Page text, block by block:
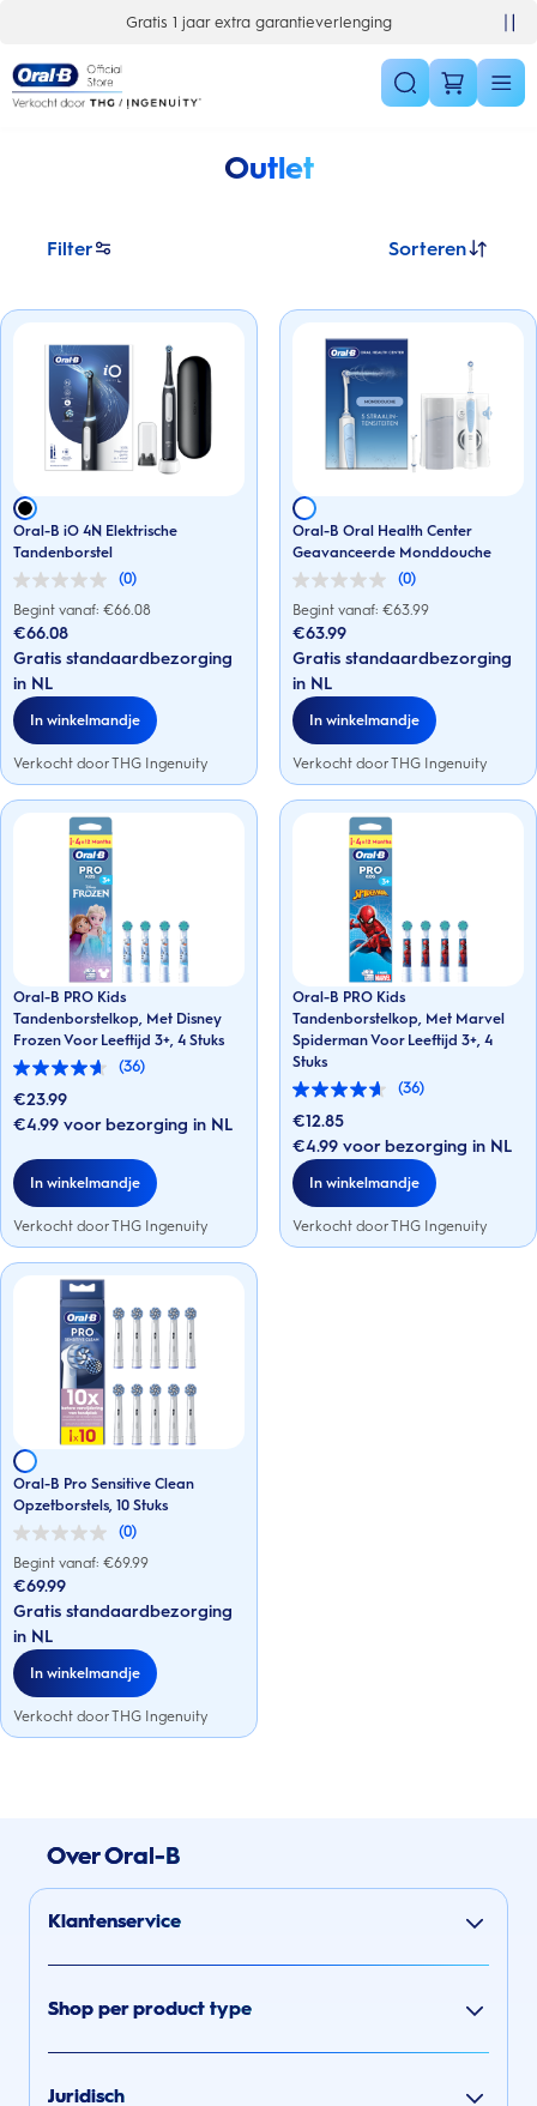
Gratis 1 jaar extra garantieverlenging
Outlet
Filter Sorteren
Oral-B iO 4N Elektrische
Tandenborstel
(0)
0.0
van
de
5
sterren.
Begint vanaf: €66.08
€66.08
Gratis standaardbezorging
in NL
In winkelmandje
Verkocht door THG Ingenuity
Oral-B Oral Health Center
Geavanceerde Monddouche
(0)
0.0
van
de
5
sterren.
Begint vanaf: €63.99
€63.99
Gratis standaardbezorging
in NL
In winkelmandje
Verkocht door THG Ingenuity
Oral-B PRO Kids
Tandenborstelkop, Met Disney
Frozen Voor Leeftijd 3+, 4 Stuks
(36)
4.6
van
5
36
beoordelingen
€23.99
€4.99 voor bezorging in NL
In winkelmandje
Verkocht door THG Ingenuity
Oral-B PRO Kids
Tandenborstelkop, Met Marvel
Spiderman Voor Leeftijd 3+, 4
Stuks
(36)
4.6
van
5
sterren.
36
beoordelingen
€12.85
€4.99 voor bezorging in NL
In winkelmandje
Verkocht door THG Ingenuity
Oral-B Pro Sensitive Clean
Opzetborstels, 10 Stuks
(0)
0.0
van
de
5
sterren.
Begint vanaf: €69.99
€69.99
Gratis standaardbezorging
in NL
In winkelmandje
Verkocht door THG Ingenuity
Over Oral-B
Klantenservice
Shop per product type
Juridisch